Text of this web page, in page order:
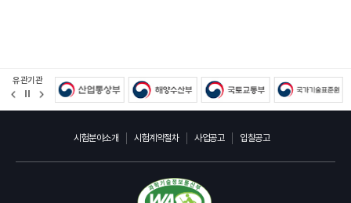
유관기관
정
지
시험분야소개 시험계약절차 사업공고 입찰공고